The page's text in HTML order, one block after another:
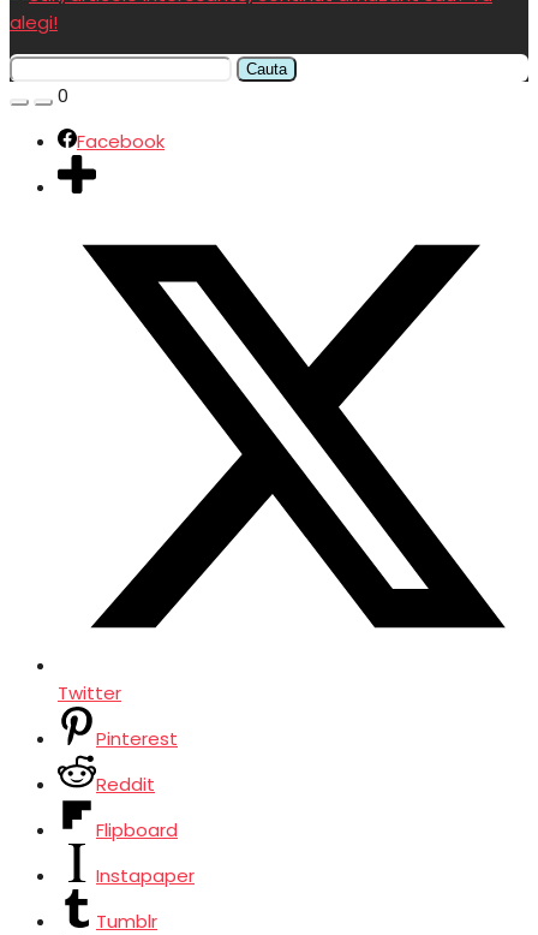
Cauta
0
Facebook
Twitter
Pinterest
Reddit
Flipboard
Instapaper
Tumblr